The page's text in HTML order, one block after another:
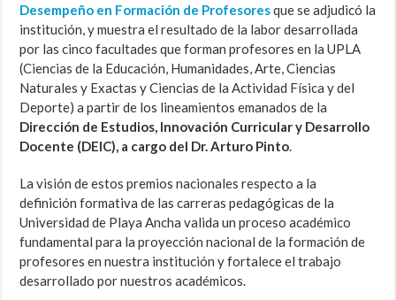
Desempeño en Formación de Profesoresque se adjudicó la
institución, y muestra el resultado de la labor desarrollada
por las cinco facultades que forman profesores en la UPLA
(Ciencias de la Educación, Humanidades, Arte, Ciencias
Naturales y Exactas y Ciencias de la Actividad Física y del
Deporte) a partir de los lineamientos emanados de la
Dirección de Estudios, Innovación Curricular y Desarrollo
Docente (DEIC), a cargo del Dr. Arturo Pinto.
La visión de estos premios nacionales respecto a la
definición formativa de las carreras pedagógicas de la
Universidad de Playa Ancha valida un proceso académico
fundamental para la proyección nacional de la formación de
profesores en nuestra institución y fortalece el trabajo
desarrollado por nuestros académicos.